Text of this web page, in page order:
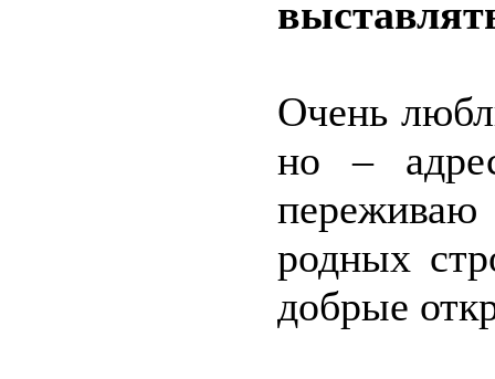
Очень
но –
родных
добрые